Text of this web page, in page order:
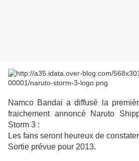
Namco Bandai a diffusé la
fraichement annoncé Naruto
Storm 3 :
Les fans seront heureux de
Sortie prévue pour 2013.